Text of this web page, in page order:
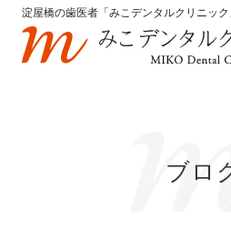
淀屋橋の歯医者「みこデンタルクリニッ
て
ブロ